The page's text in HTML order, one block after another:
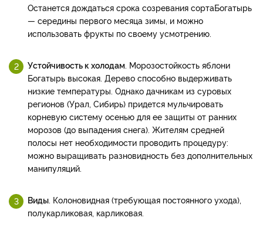
Останется дождаться срока созревания сортаБогатырь
— середины первого месяца зимы, и можно
использовать фрукты по своему усмотрению.
Устойчивость к холодам. Морозостойкость яблони
Богатырь высокая. Дерево способно выдерживать
низкие температуры. Однако дачникам из суровых
регионов (Урал, Сибирь) придется мульчировать
корневую систему осенью для ее защиты от ранних
морозов (до выпадения снега). Жителям средней
полосы нет необходимости проводить процедуру:
можно выращивать разновидность без дополнительных
манипуляций.
Виды. Колоновидная (требующая постоянного ухода),
полукарликовая, карликовая.